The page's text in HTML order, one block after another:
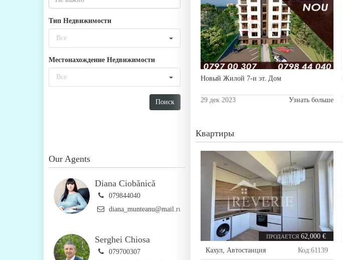
Тип Недвижимости
Все
Местонахождение Недвижимости
Все
Our Agents
Diana Ciobănică
079844040
diana_munteanu@mail.ru
Serghei Chiosa
079700307
Новый Жилой 7-и эт. Дом
29 дек 2023 Узнать больше
Квартиры
ПРОДАЕТСЯ 62,000 €
Кахул, Автостанция Код:61139